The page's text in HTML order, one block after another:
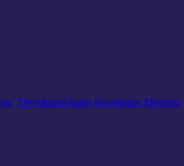
'Developed India Resolution Meeting'